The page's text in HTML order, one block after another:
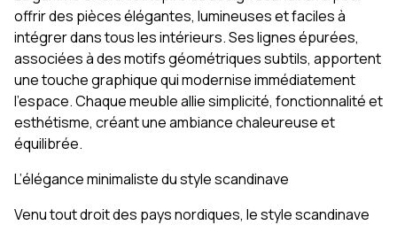
offrir des pièces élégantes, lumineuses et faciles à
intégrer dans tous les intérieurs. Ses lignes épurées,
associées à des motifs géométriques subtils, apportent
une touche graphique qui modernise immédiatement
l’espace. Chaque meuble allie simplicité, fonctionnalité et
esthétisme, créant une ambiance chaleureuse et
équilibrée.
L’élégance minimaliste du style scandinave
Venu tout droit des pays nordiques, le style scandinave